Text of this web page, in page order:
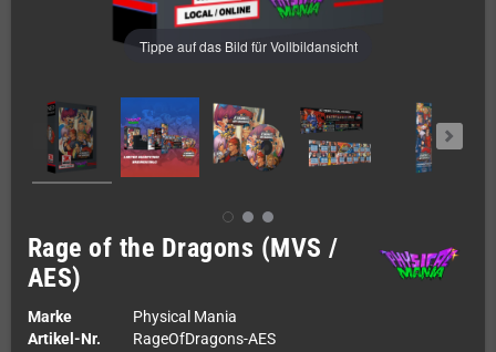
Tippe auf das Bild für Vollbildansicht
Rage of the Dragons (MVS /
AES)
Marke
Physical Mania
Artikel-Nr.
RageOfDragons-AES